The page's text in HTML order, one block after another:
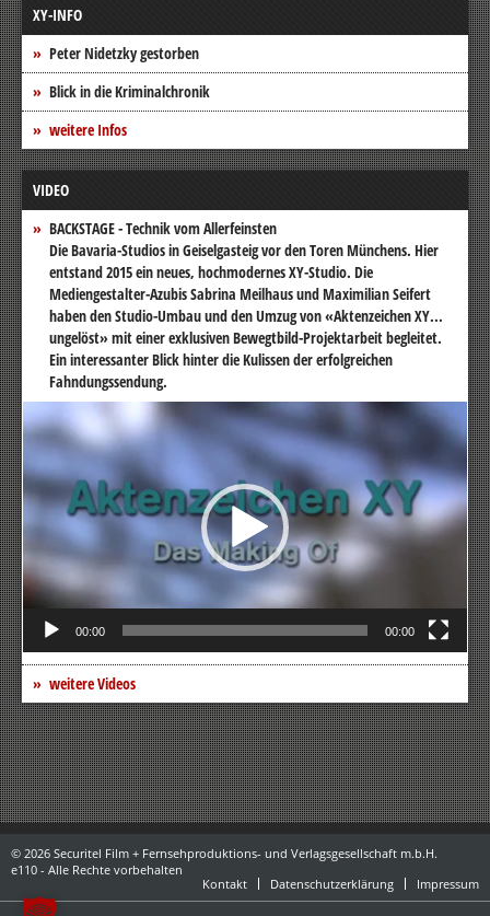
XY-INFO
Peter Nidetzky gestorben
Blick in die Kriminalchronik
weitere Infos
VIDEO
BACKSTAGE - Technik vom Allerfeinsten
Die Bavaria-Studios in Geiselgasteig vor den Toren Münchens. Hier
entstand 2015 ein neues, hochmodernes XY-Studio. Die
Mediengestalter-Azubis Sabrina Meilhaus und Maximilian Seifert
haben den Studio-Umbau und den Umzug von «Aktenzeichen XY...
ungelöst» mit einer exklusiven Bewegtbild-Projektarbeit begleitet.
Ein interessanter Blick hinter die Kulissen der erfolgreichen
Fahndungssendung.
Video-
Player
00:00 00:00
weitere Videos
© 2026 Securitel Film + Fernsehproduktions- und Verlagsgesellschaft m.b.H.
e110 - Alle Rechte vorbehalten
Kontakt
Datenschutzerklärung Impressum